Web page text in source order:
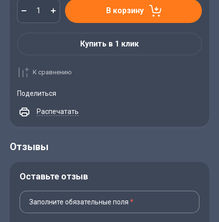
В корзину
Купить в 1 клик
К сравнению
Поделиться
Распечатать
Отзывы
Оставьте отзыв
Заполните обязательные поля *